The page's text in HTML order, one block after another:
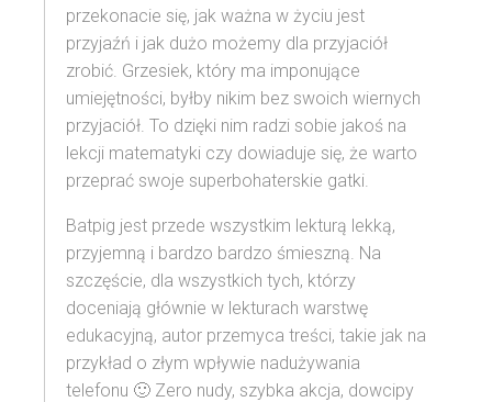
przekonacie się, jak ważna w życiu jest
przyjaźń i jak dużo możemy dla przyjaciół
zrobić. Grzesiek, który ma imponujące
umiejętności, byłby nikim bez swoich wiernych
przyjaciół. To dzięki nim radzi sobie jakoś na
lekcji matematyki czy dowiaduje się, że warto
przeprać swoje superbohaterskie gatki.
Batpig jest przede wszystkim lekturą lekką,
przyjemną i bardzo bardzo śmieszną. Na
szczęście, dla wszystkich tych, którzy
doceniają głównie w lekturach warstwę
edukacyjną, autor przemyca treści, takie jak na
przykład o złym wpływie nadużywania
telefonu 🙂 Zero nudy, szybka akcja, dowcipy